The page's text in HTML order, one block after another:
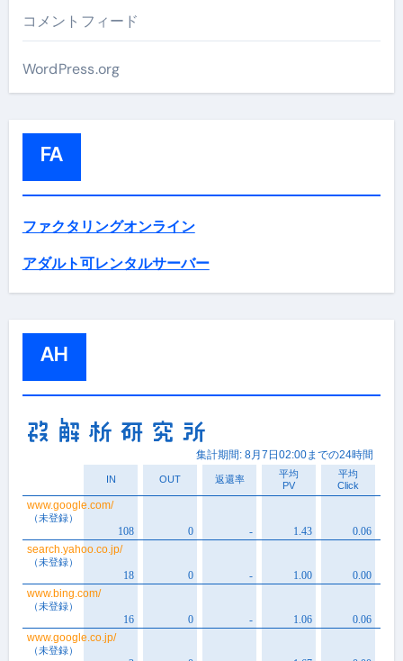
コメントフィード
WordPress.org
FA
ファクタリングオンライン
アダルト可レンタルサーバー
AH